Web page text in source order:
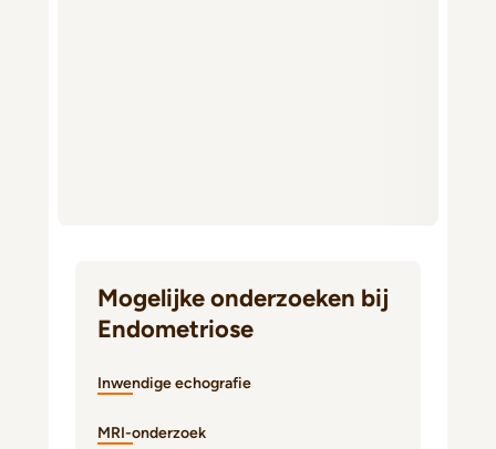
Mogelijke onderzoeken bij
Endometriose
Inwendige echografie
MRI-onderzoek